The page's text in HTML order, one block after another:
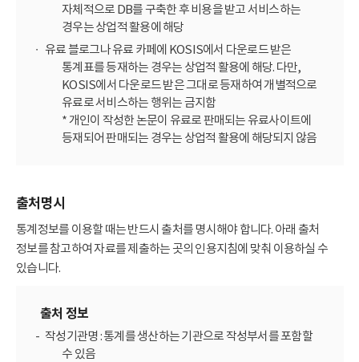
자체적으로 DB를 구축한 후 비용을 받고 서비스하는
경우는 상업적 활용에 해당
유료 블로그나 유료 카페에 KOSIS에서 다운로드 받은
통계표를 등재하는 경우는 상업적 활용에 해당. 다만,
KOSIS에서 다운로드 받은 그대로 등재하여 개별적으로
유료로 서비스하는 행위는 금지함
* 개인이 작성한 논문이 유료로 판매되는 유료사이트에
등재되어 판매되는 경우는 상업적 활용에 해당되지 않음
출처명시
통계정보를 이용할 때는 반드시 출처를 명시해야 합니다. 아래 출처
정보를 참고하여 자료를 제출하는 곳의 인용지침에 맞춰 이용하실 수
있습니다.
출처 정보
작성기관명 : 통계를 생산하는 기관으로 작성부서를 포함할
수 있음